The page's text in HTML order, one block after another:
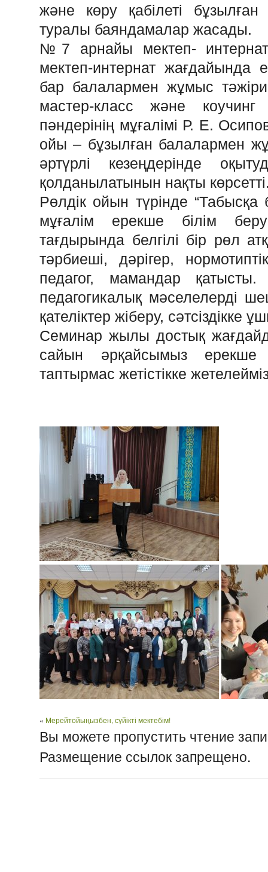
және көру қабілеті
туралы баяндамалар жасады.
№7 арнайы мектеп-
мектеп-интернат жағдайында
бар балалармен жұмыс
мастер-класс және
пәндерінің мұғалімі Р. Е.
ойы – бұзылған балалармен
әртүрлі кезеңдерінде
қолданылатынын нақты
Рөлдік ойын түрінде “Табысқа
мұғалім ерекше білім
тағдырында белгілі бір рөл
тәрбиеші, дәрігер,
педагог, мамандар
педагогикалық мәселелерді
қателіктер жіберу, сәтсіздікке
Семинар жылы достық
сайын әрқайсымыз
таптырмас жетістікке
« Мерейтойыңызбен, сүйікті мектебім!
Вы можете пропустить чтение
Размещение ссылок запрещено.